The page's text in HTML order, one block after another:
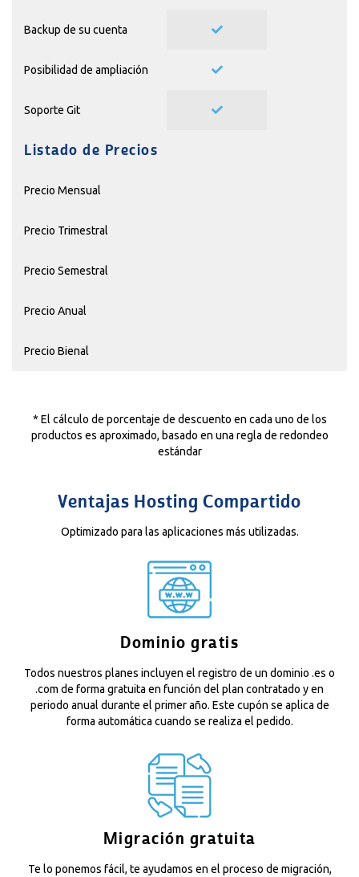
Backup de su cuenta
Posibilidad de ampliación
Soporte Git
Listado de Precios
Precio Mensual
Precio Trimestral
Precio Semestral
Precio Anual
Precio Bienal
* El cálculo de porcentaje de descuento en cada uno de los
productos es aproximado, basado en una regla de redondeo
estándar
Ventajas Hosting Compartido
Optimizado para las aplicaciones más utilizadas.
Dominio gratis
Todos nuestros planes incluyen el registro de un dominio .es o
.com de forma gratuita en función del plan contratado y en
periodo anual durante el primer año. Este cupón se aplica de
forma automática cuando se realiza el pedido.
Migración gratuita
Te lo ponemos fácil, te ayudamos en el proceso de migración,